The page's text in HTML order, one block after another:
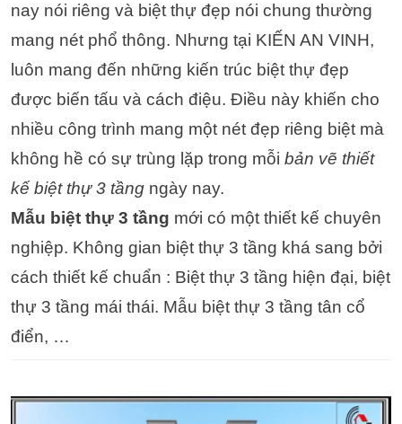
nay nói riêng và biệt thự đẹp nói chung thường
mang nét phổ thông. Nhưng tại KIẾN AN VINH,
luôn mang đến những kiến trúc biệt thự đẹp
được biến tấu và cách điệu. Điều này khiến cho
nhiều công trình mang một nét đẹp riêng biệt mà
không hề có sự trùng lặp trong mỗi bản vẽ thiết
kế biệt thự 3 tầng ngày nay.
Mẫu biệt thự 3 tầng mới có một thiết kế chuyên
nghiệp. Không gian biệt thự 3 tầng khá sang bởi
cách thiết kế chuẩn : Biệt thự 3 tầng hiện đại, biệt
thự 3 tầng mái thái. Mẫu biệt thự 3 tầng tân cổ
điển, …